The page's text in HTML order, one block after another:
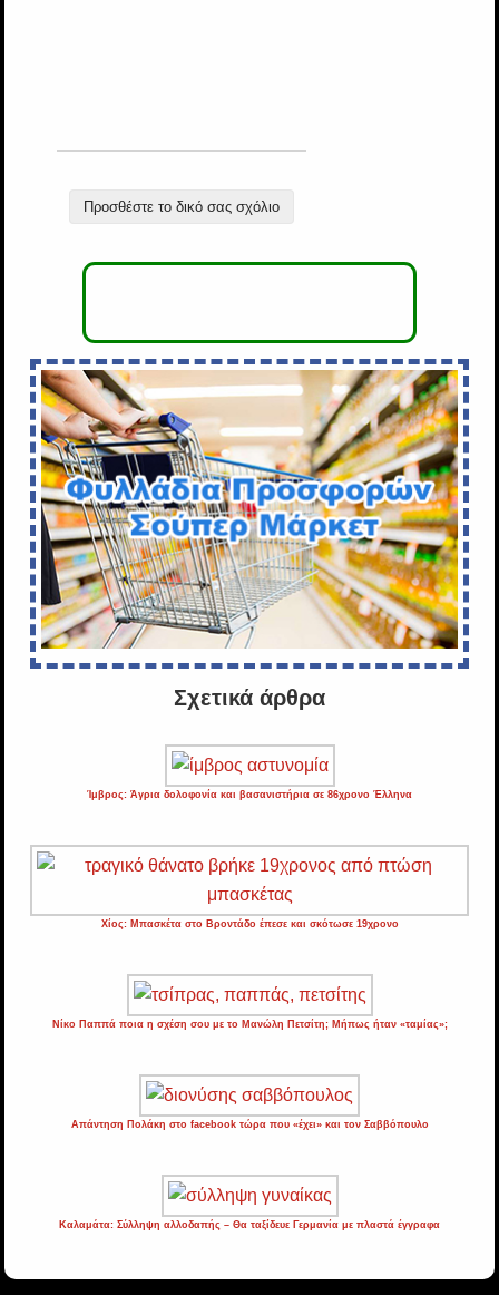
Προσθέστε το δικό σας σχόλιο
Σχετικά άρθρα
Ίμβρος: Άγρια δολοφονία και βασανιστήρια σε 86χρονο Έλληνα
Χίος: Μπασκέτα στο Βροντάδο έπεσε και σκότωσε 19χρονο
Νίκο Παππά ποια η σχέση σου με το Μανώλη Πετσίτη; Μήπως ήταν «ταμίας»;
Απάντηση Πολάκη στο facebook τώρα που «έχει» και τον Σαββόπουλο
Καλαμάτα: Σύλληψη αλλοδαπής – Θα ταξίδευε Γερμανία με πλαστά έγγραφα